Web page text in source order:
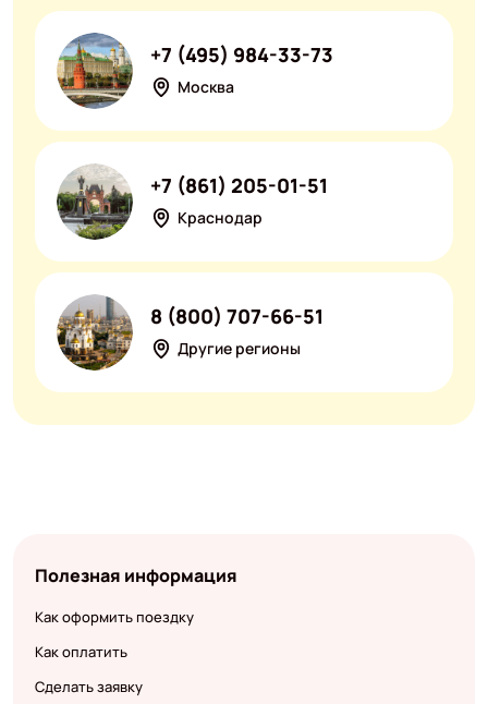
Москва
+7 (495) 984-33-73
Краснодар
+7 (861) 205-01-51
Другие регионы
8 (800) 707-66-51
Полезная информация
Как оформить поездку
Как оплатить
Сделать заявку